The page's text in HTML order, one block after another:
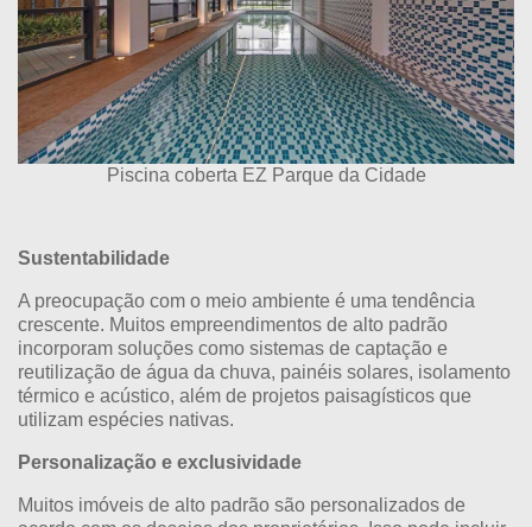
Piscina coberta EZ Parque da Cidade
Sustentabilidade
A preocupação com o meio ambiente é uma tendência
crescente. Muitos empreendimentos de alto padrão
incorporam soluções como sistemas de captação e
reutilização de água da chuva, painéis solares, isolamento
térmico e acústico, além de projetos paisagísticos que
utilizam espécies nativas.
Personalização e exclusividade
Muitos imóveis de alto padrão são personalizados de